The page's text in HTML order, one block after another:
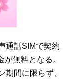
通話SIMで契約
無料となる。
間に限らず、